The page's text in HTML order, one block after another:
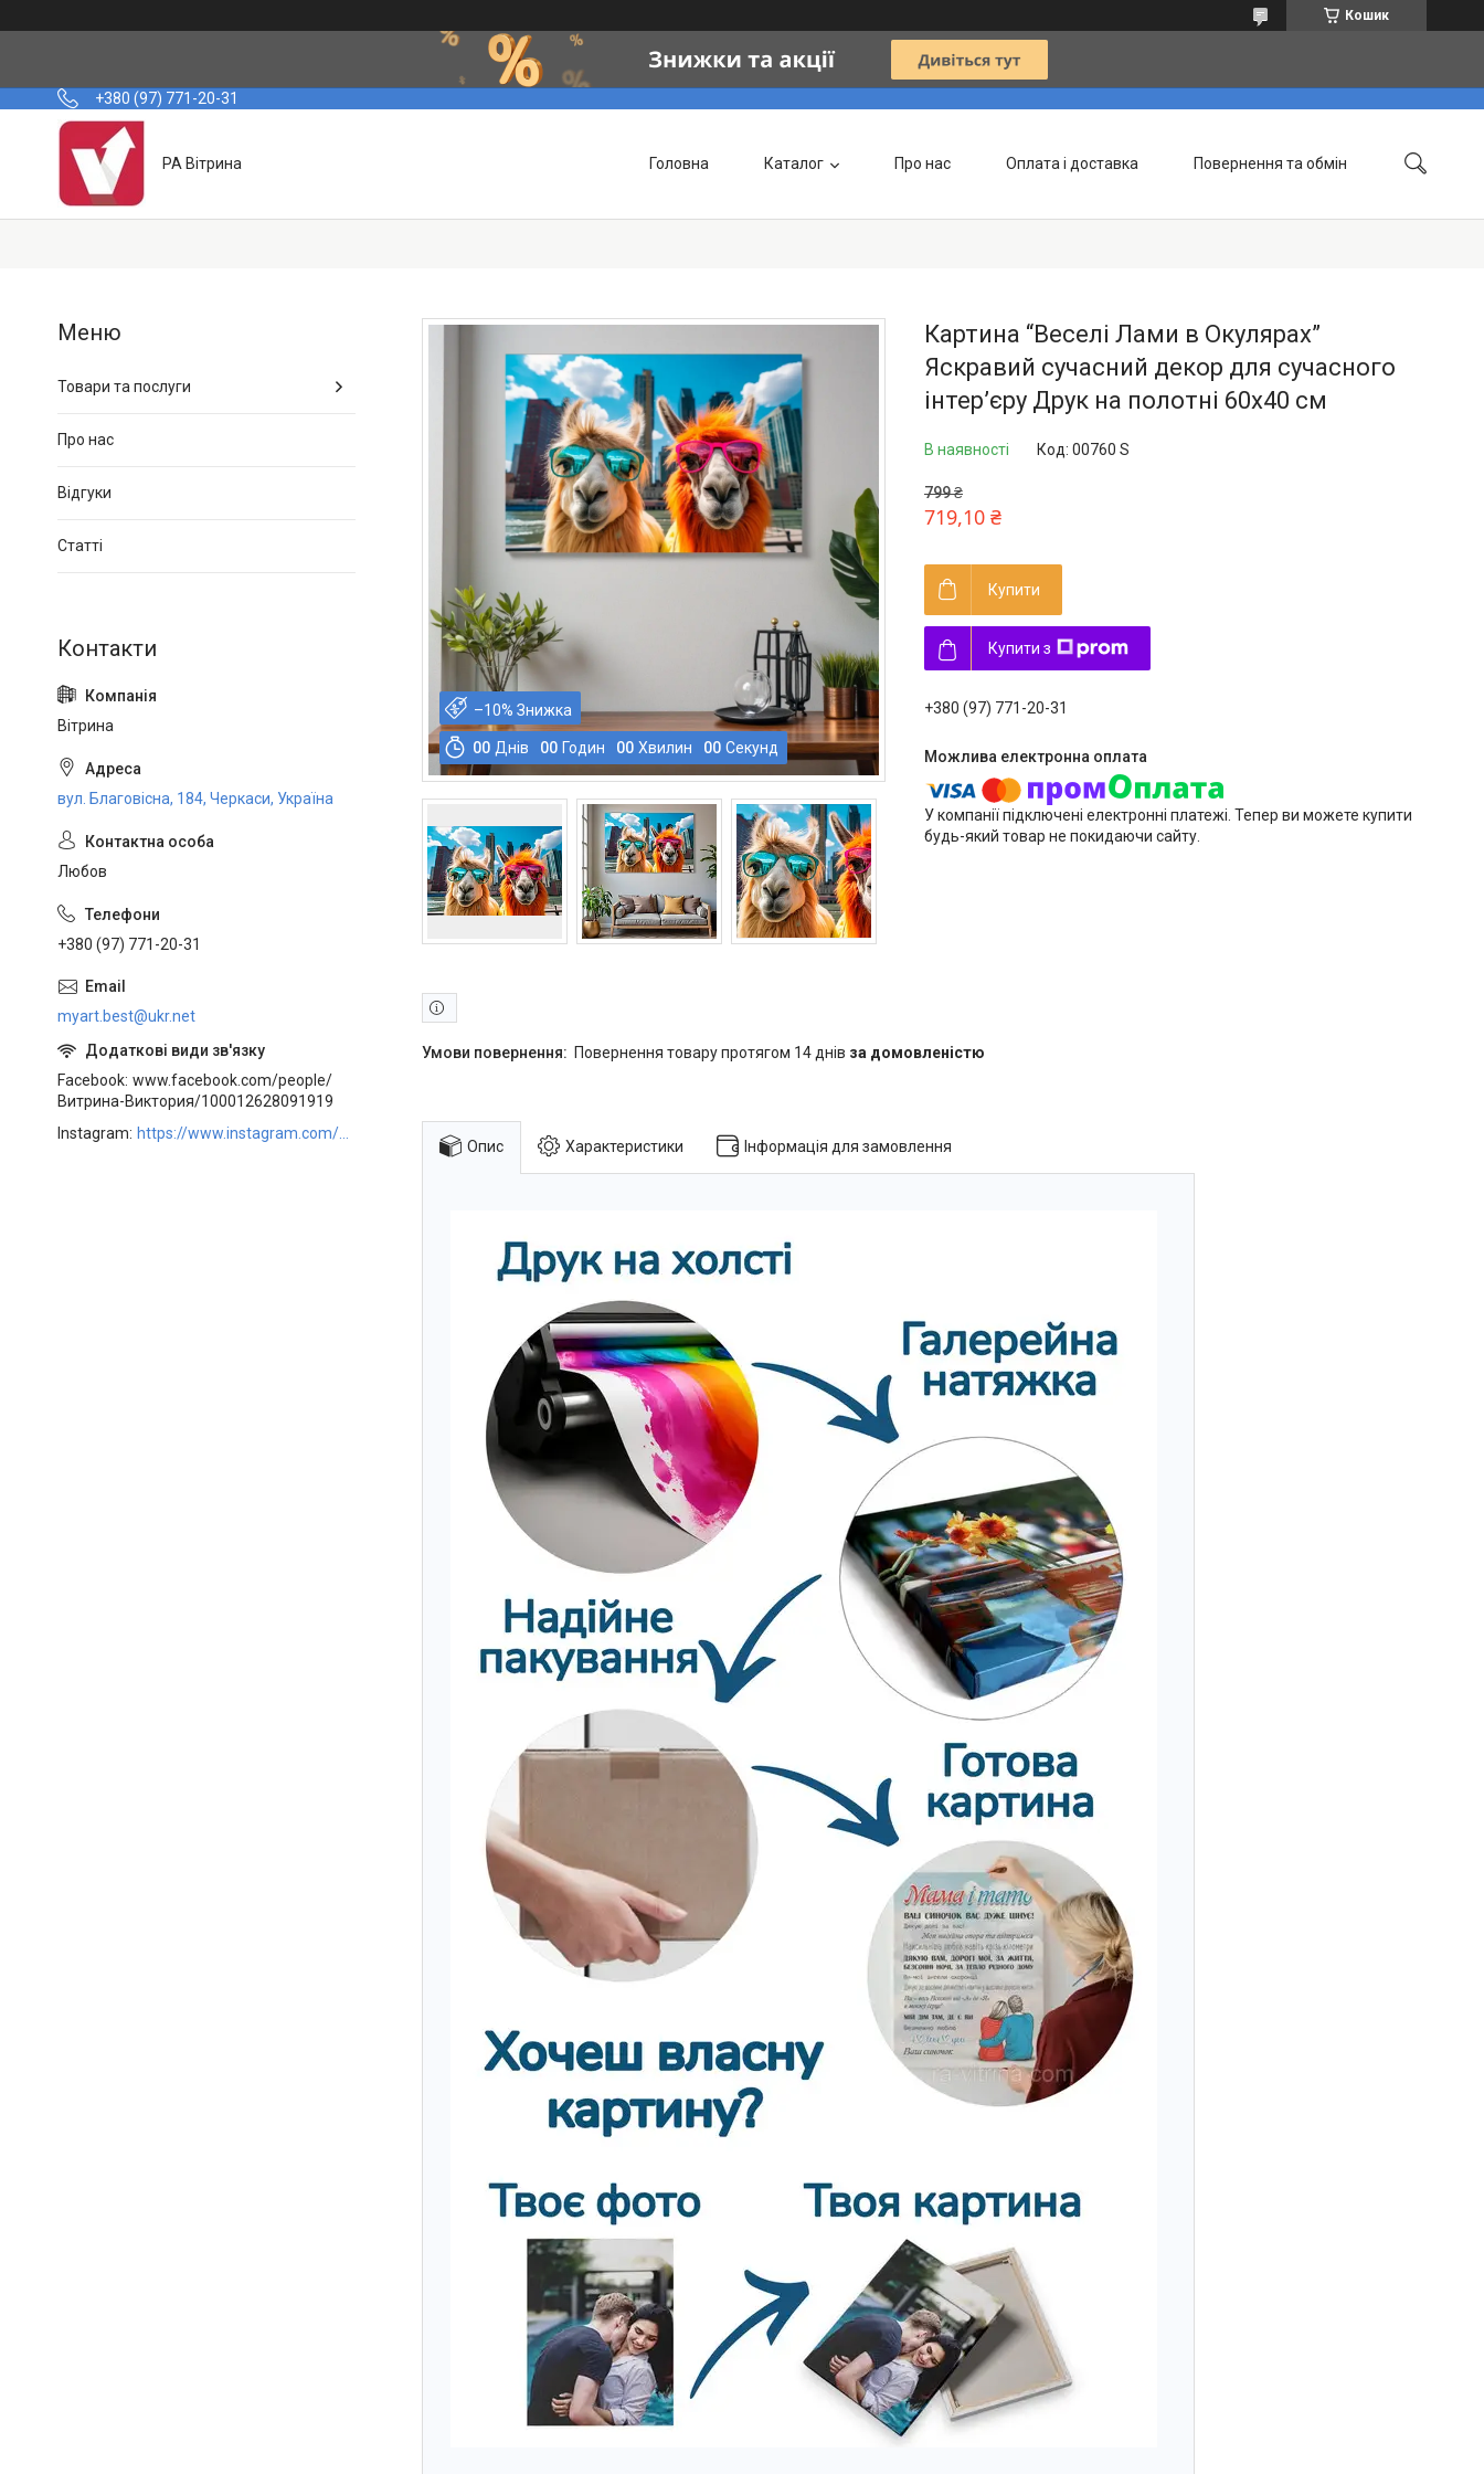
Кошик
+380 (97) 771-20-31
РА Вітрина Головна Каталог Про нас Оплата і доставка Повернення та обмін
–10%
00 Днів 00 Годин 00 Хвилин 00 Секунд
Картина “Веселі Лами в Окулярах”
Яскравий сучасний декор для сучасного
інтер’єру Друк на полотні 60х40 см
В наявності Код: 00760 S
799 ₴
719,10 ₴
Купити
Купити з
+380 (97) 771-20-31
У компанії підключені електронні платежі. Тепер ви можете купити
будь-який товар не покидаючи сайту.
повернення товару протягом 14 днів за домовленістю
Опис Характеристики Інформація для замовлення
Товари та послуги
Про нас
Відгуки
Статті
Вітрина
вул. Благовісна, 184, Черкаси, Україна
Любов
+380 (97) 771-20-31
myart.best@ukr.net
Facebook www.facebook.com/people/
Витрина-Виктория/100012628091919
Instagram